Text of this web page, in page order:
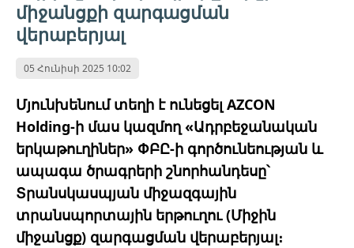
միջանցքի զարգացման
վերաբերյալ
05 Հունիսի 2025 10:02
Մյունխենում տեղի է ունեցել AZCON
Holding-ի մաս կազմող «Ադրբեջանական
երկաթուղիներ» ՓԲԸ-ի գործունեության և
ապագա ծրագրերի շնորհանդեսը՝
Տրանսկասպյան միջազգային
տրանսպորտային երթուղու (Միջին
միջանցք) զարգացման վերաբերյալ։